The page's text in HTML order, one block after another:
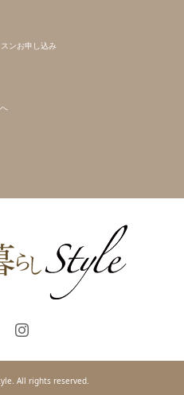
ンお申し込み
All rights reserved.